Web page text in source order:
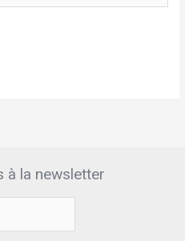
à la newsletter